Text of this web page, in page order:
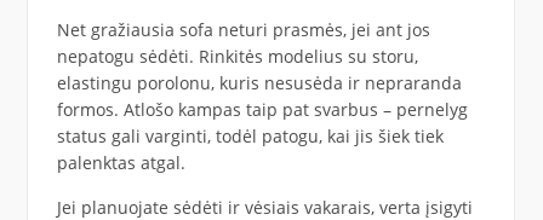
Net gražiausia sofa neturi prasmės, jei ant jos
nepatogu sėdėti. Rinkitės modelius su storu,
elastingu porolonu, kuris nesusėda ir nepraranda
formos. Atlošo kampas taip pat svarbus – pernelyg
status gali varginti, todėl patogu, kai jis šiek tiek
palenktas atgal.
Jei planuojate sėdėti ir vėsiais vakarais, verta įsigyti